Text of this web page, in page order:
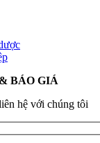
BÁO GIÁ
hệ với chúng tôi